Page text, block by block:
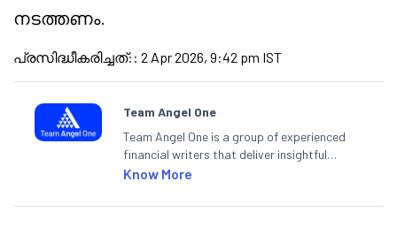
നടത്തണം.
പ്രസിദ്ധീകരിച്ചത്: : 2 Apr 2026, 9:42 pm IST
Team Angel One
Team Angel One is a group of experienced
financial writers that deliver insightful
articles on the stock market, IPO, economy,
categories.
Know More